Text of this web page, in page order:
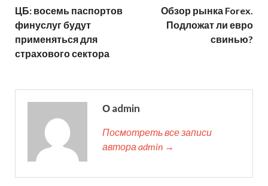
ЦБ: восемь паспортов
финуслуг будут
применяться для
страхового сектора
Обзор рынка Forex.
Подложат ли евро
свинью?
О admin
Посмотреть все записи
автора admin →